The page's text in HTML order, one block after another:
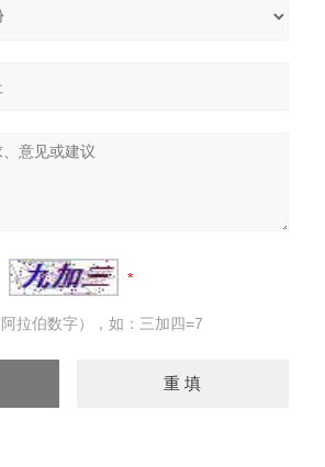
拉伯数字），如：三加四=7